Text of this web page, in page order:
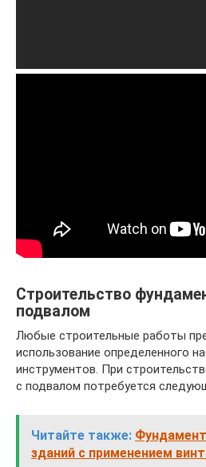
Строительство
подвалом
Любые строительные работы
использование определенного
инструментов. При
с подвалом потребуется
Читайте также:
зданий с применением